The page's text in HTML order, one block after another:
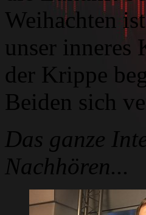
Weihachten
unser inneres
der Krippe
Beiden sich
Das ganze
Nachhören...